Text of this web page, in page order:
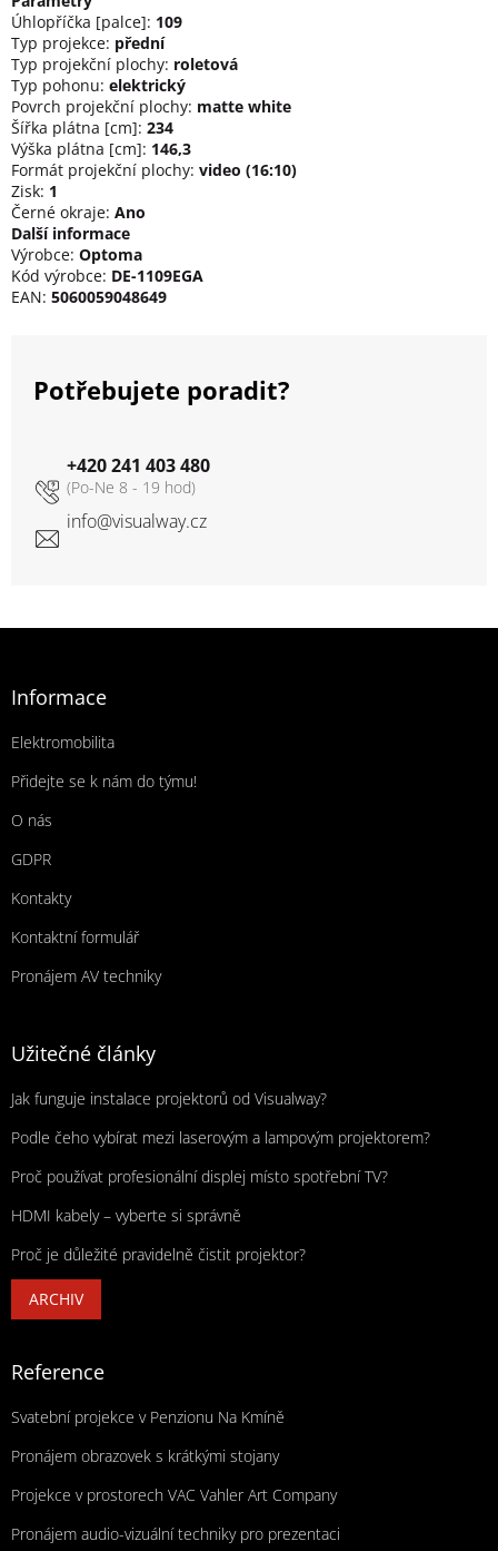
Úhlopříčka [palce]: 109
Typ projekce: přední
Typ projekční plochy: roletová
Typ pohonu: elektrický
Povrch projekční plochy: matte white
Šířka plátna [cm]: 234
Výška plátna [cm]: 146,3
Formát projekční plochy: video (16:10)
Zisk: 1
Černé okraje: Ano
Další informace
Výrobce: Optoma
Kód výrobce: DE-1109EGA
EAN: 5060059048649
Potřebujete poradit?
info@visualway.cz
+420 241 403 480
Informace
Elektromobilita
Přidejte se k nám do týmu!
O nás
GDPR
Kontakty
Kontaktní formulář
Pronájem AV techniky
Užitečné články
Jak funguje instalace projektorů od Visualway?
Podle čeho vybírat mezi laserovým a lampovým projektorem?
Proč používat profesionální displej místo spotřební TV?
HDMI kabely – vyberte si správně
Proč je důležité pravidelně čistit projektor?
ARCHIV
Reference
Svatební projekce v Penzionu Na Kmíně
Pronájem obrazovek s krátkými stojany
Projekce v prostorech VAC Vahler Art Company
Pronájem audio-vizuální techniky pro prezentaci